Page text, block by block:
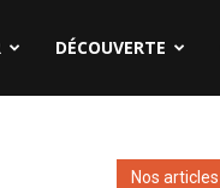
DÉCOUVERTE
Nos articles